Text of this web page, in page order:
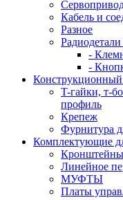
Кабель и
Разное
-
-
T-гайки, т-
профиль
Крепеж
Фурнитура
Комплектующие
Кронштейны
Линейное
МУФТЫ
Платы